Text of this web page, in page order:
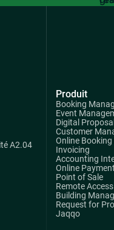
A2.04
Produit
Booking
Event
Digital
Customer
Online Booking
Invoicing
Accounting
Online
Point of Sale
Remote
Building
Request for
Jaqqo